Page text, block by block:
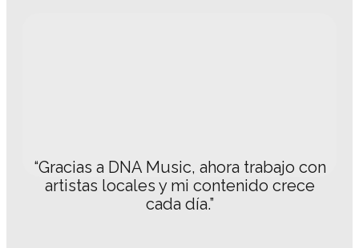
“Gracias a DNA Music, ahora trabajo con
artistas locales y mi contenido crece
cada día.”